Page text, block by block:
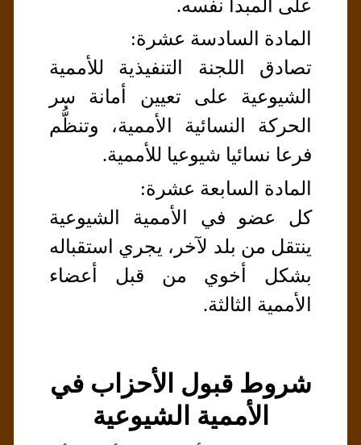
على المبدأ نفسه.
المادة السادسة عشرة:
تصادق اللجنة التنفيذية للأممية
الشيوعية على تعيين أمانة سر
الحركة النسائية الأممية، وتنظُّم
فرعا نسائيا شيوعيا للأممية.
المادة السابعة عشرة:
كل عضو في الأممية الشيوعية
ينتقل من بلد لآخر، يجري استقباله
بشكل أخوي من قبل أعضاء
الأممية الثالثة.
شروط قبول الأحزاب في
الأممية الشيوعية